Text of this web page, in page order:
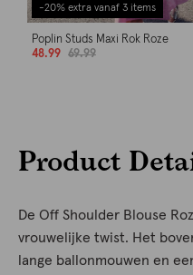
-20% extra vanaf 3 items
Poplin Studs Maxi Rok Roze
48.99
69.99
Product
De Off Shoulder Blouse
vrouwelijke twist. Het
lange ballonmouwen en